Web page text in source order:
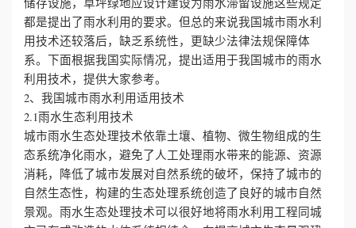
资
质
联
系
们
都是提出了雨水利用的要求。但总的来说我国城市雨水利
用技术还较落后，缺乏系统性，更缺少法律法规保障体
系。下面根据我国实际情况，提出适用于我国城市的雨水
利用技术，提供大家参考。
2、我国城市雨水利用适用技术
2.1雨水生态利用技术
城市雨水生态处理技术依靠土壤、植物、微生物组成的生
态系统净化雨水，避免了人工处理雨水带来的能源、资源
消耗，降低了城市发展对自然系统的破坏，保持了城市的
自然生态性，构建的生态处理系统创造了良好的城市自然
景观。雨水生态处理技术可以很好地将雨水利用工程同城